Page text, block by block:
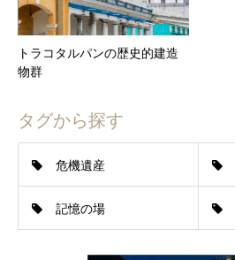
トラコタルパンの歴史的建造
物群
タグから探す
危機遺産
記憶の場